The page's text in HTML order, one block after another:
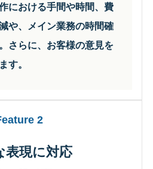
における手間や時間、費
や、メイン業務の時間確
さらに、お客様の意見を
す。
2
表現に対応